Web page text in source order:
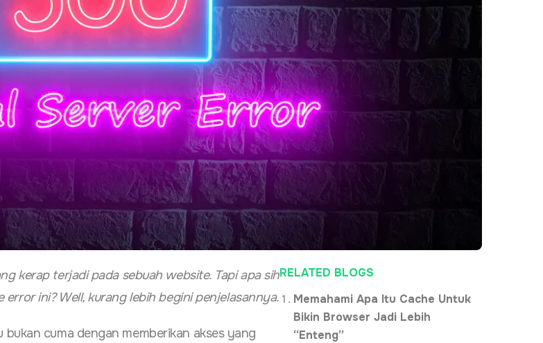
kerap terjadi pada sebuah website. Tapi apa sih
ini? Well, kurang lebih begini penjelasannya.
cuma dengan memberikan akses yang
RELATED BLOGS
Memahami Apa Itu Cache Untuk
Bikin Browser Jadi Lebih
“Enteng”